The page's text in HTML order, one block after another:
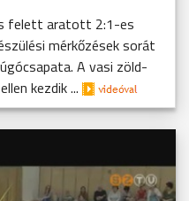
felett aratott 2:1-es
mérkőzések sorát
A vasi zöld-
kezdik ...